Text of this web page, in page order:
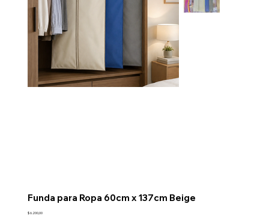
Funda para Ropa 60cm x 137cm Beige
Precio
$ 6.200,00